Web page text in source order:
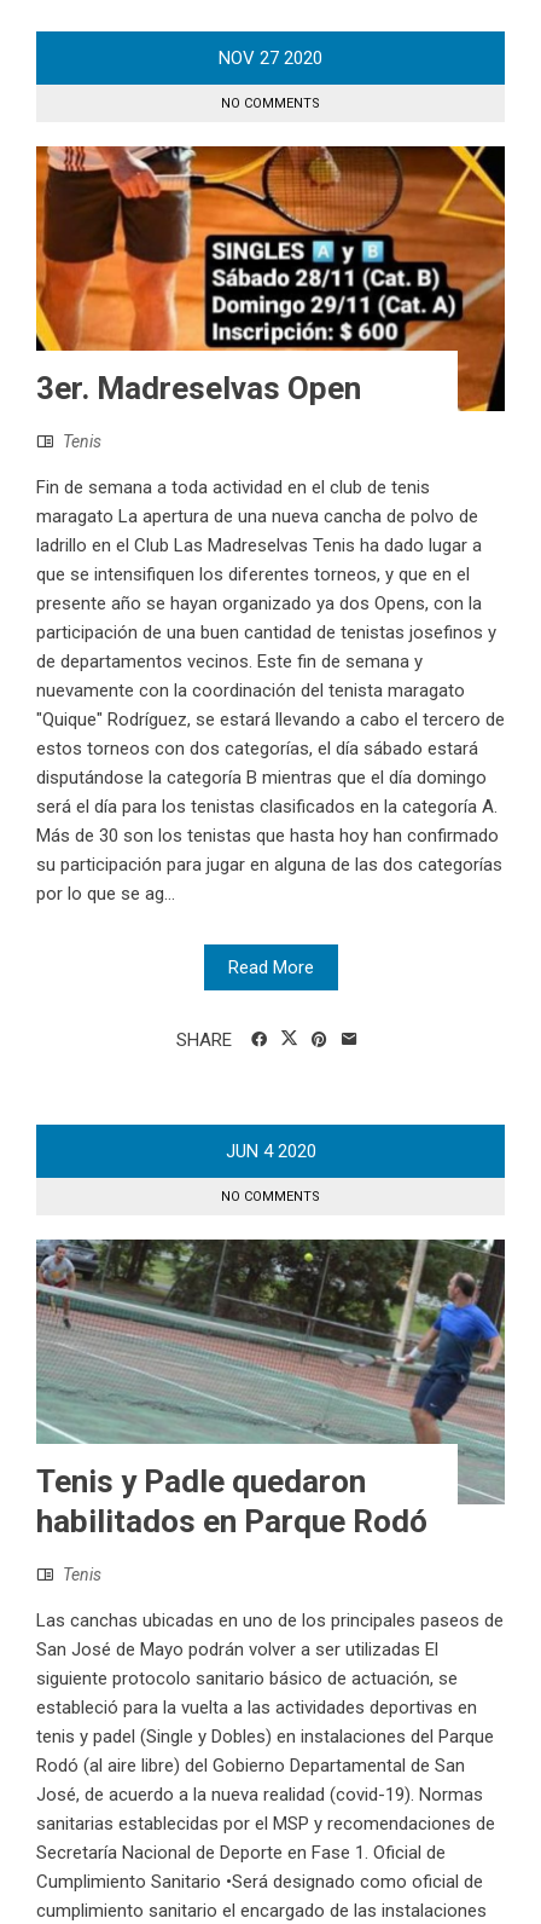
NOV 27 2020
NO COMMENTS
3er. Madreselvas Open
Tenis
Fin de semana a toda actividad en el club de tenis
maragato La apertura de una nueva cancha de polvo de
ladrillo en el Club Las Madreselvas Tenis ha dado lugar a
que se intensifiquen los diferentes torneos, y que en el
presente año se hayan organizado ya dos Opens, con la
participación de una buen cantidad de tenistas josefinos y
de departamentos vecinos. Este fin de semana y
nuevamente con la coordinación del tenista maragato
"Quique" Rodríguez, se estará llevando a cabo el tercero de
estos torneos con dos categorías, el día sábado estará
disputándose la categoría B mientras que el día domingo
será el día para los tenistas clasificados en la categoría A.
Más de 30 son los tenistas que hasta hoy han confirmado
su participación para jugar en alguna de las dos categorías
por lo que se ag...
Read More
SHARE
JUN 4 2020
NO COMMENTS
Tenis y Padle quedaron
habilitados en Parque Rodó
Tenis
Las canchas ubicadas en uno de los principales paseos de
San José de Mayo podrán volver a ser utilizadas El
siguiente protocolo sanitario básico de actuación, se
estableció para la vuelta a las actividades deportivas en
tenis y padel (Single y Dobles) en instalaciones del Parque
Rodó (al aire libre) del Gobierno Departamental de San
José, de acuerdo a la nueva realidad (covid-19). Normas
sanitarias establecidas por el MSP y recomendaciones de
Secretaría Nacional de Deporte en Fase 1. Oficial de
Cumplimiento Sanitario •Será designado como oficial de
cumplimiento sanitario el encargado de las instalaciones